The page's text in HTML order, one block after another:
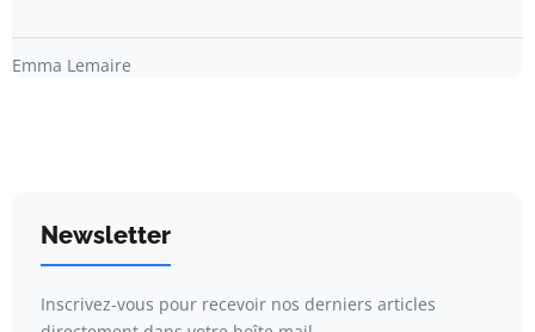
Emma Lemaire
Newsletter
Inscrivez-vous pour recevoir nos derniers articles